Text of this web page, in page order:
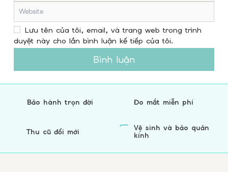
Lưu tên của tôi, email, và trang web trong trình
duyệt này cho lần bình luận kế tiếp của tôi.
Bình luận
Bảo hành trọn đời Đo mắt miễn phí
Thu cũ đổi mới
Vệ sinh và bảo quản
kính